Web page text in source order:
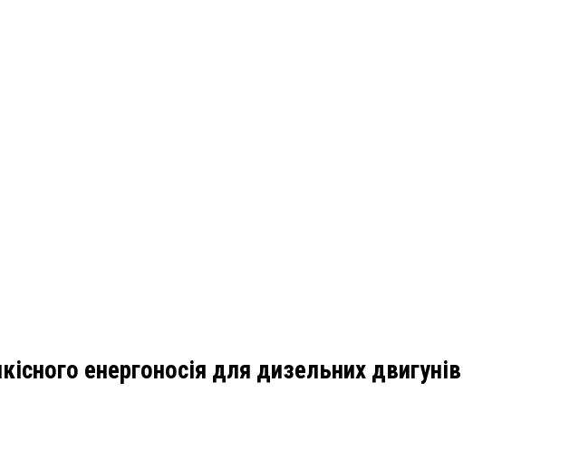
енергоносія для дизельних двигунів